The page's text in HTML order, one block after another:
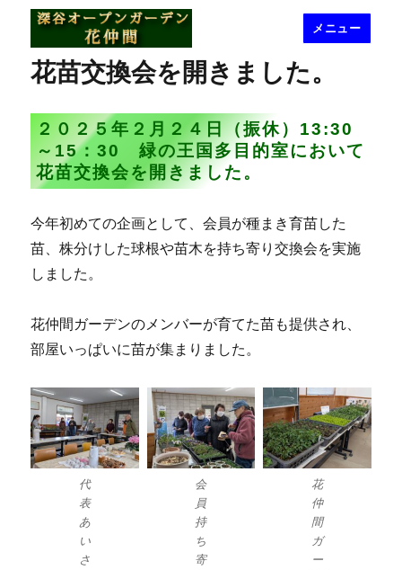
深谷オープンガーデン花仲間
メニュー
花苗交換会を開きました。
２０２５年２月２４日（振休）13:30
～15：30 緑の王国多目的室において
花苗交換会を開きました。
今年初めての企画として、会員が種まき育苗した
苗、株分けした球根や苗木を持ち寄り交換会を実施
しました。
花仲間ガーデンのメンバーが育てた苗も提供され、
部屋いっぱいに苗が集まりました。
代
表
あ
い
さ
会
員
持
ち
寄
花
仲
間
ガ
ー